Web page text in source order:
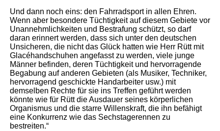
Und dann noch eins: den Fahrradsport in allen Ehren.
Wenn aber besondere Tüchtigkeit auf diesem Gebiete vor
Unannehmlichkeiten und Bestrafung schützt, so darf
daran erinnert werden, dass sich unter den deutschen
Unsicheren, die nicht das Glück hatten wie Herr Rütt mit
Glacéhandschuhen angefasst zu werden, viele junge
Männer befinden, deren Tüchtigkeit und hervorragende
Begabung auf anderen Gebieten (als Musiker, Techniker,
hervorragend geschickte Handarbeiter usw.) mit
demselben Rechte für sie ins Treffen geführt werden
könnte wie für Rütt die Ausdauer seines körperlichen
Organismus und die starre Willenskraft, die ihn befähigt
eine Konkurrenz wie das Sechstagerennen zu
bestreiten.“